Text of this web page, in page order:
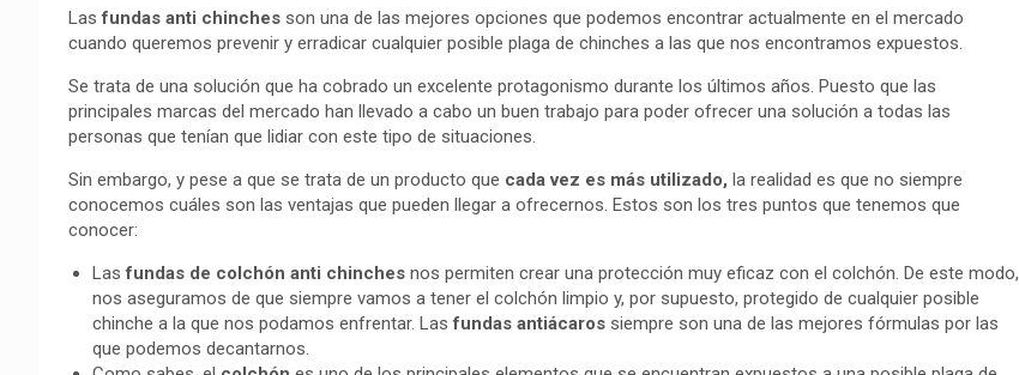
Lasfundas anti chinches son una de las mejores opciones que podemos encontrar actualmente en el mercado
cuando queremos prevenir y erradicar cualquier posible plaga de chinches a las que nos encontramos expuestos.
Se trata de una solución que ha cobrado un excelente protagonismo durante los últimos años. Puesto que las
principales marcas del mercado han llevado a cabo un buen trabajo para poder ofrecer una solución a todas las
personas que tenían que lidiar con este tipo de situaciones.
Sin embargo, y pese a que se trata de un producto que cada vez es más utilizado, la realidad es que no siempre
conocemos cuáles son las ventajas que pueden llegar a ofrecernos. Estos son los tres puntos que tenemos que
conocer:
Lasfundas de colchón anti chinches nos permiten crear una protección muy eficaz con el colchón. De este modo,
nos aseguramos de que siempre vamos a tener el colchón limpio y, por supuesto, protegido de cualquier posible
chinche a la que nos podamos enfrentar. Lasfundas antiácaros siempre son una de las mejores fórmulas por las
que podemos decantarnos.